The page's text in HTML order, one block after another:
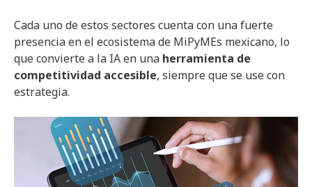
Cada uno de estos sectores cuenta con una fuerte
presencia en el ecosistema de MiPyMEs mexicano, lo
que convierte a la IA en una herramienta de
competitividad accesible, siempre que se use con
estrategia.